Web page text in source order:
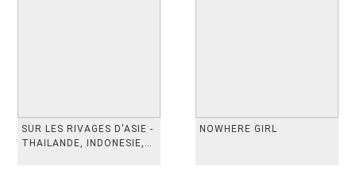
SUR LES RIVAGES D'ASIE -
THAILANDE, INDONESIE,
NOWHERE GIRL